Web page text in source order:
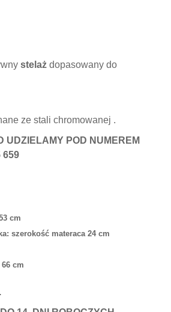
stelaż dopasowany do
ze stali chromowanej .
UDZIELAMY POD NUMEREM
659
cm
szerokość materaca 24 cm
cm